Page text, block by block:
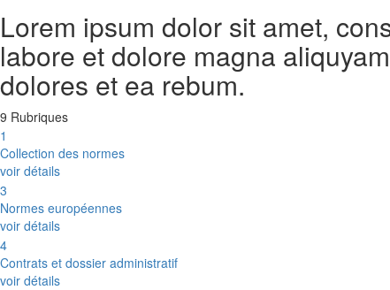
Lorem ipsum dolor sit amet,
labore et dolore magna
dolores et ea rebum.
9 Rubriques
1
Collection des normes
voir détails
3
Normes européennes
voir détails
4
Contrats et dossier administratif
voir détails